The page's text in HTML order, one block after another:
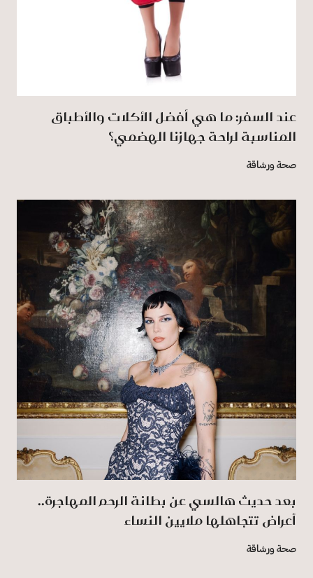
عند السفر: ما هي أفضل الأكلات والأطباق
المناسبة لراحة جهازنا الهضمي؟
صحة ورشاقة
بعد حديث هالسي عن بطانة الرحم المهاجرة..
أعراض تتجاهلها ملايين النساء
صحة ورشاقة